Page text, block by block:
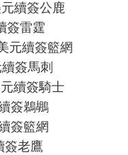
續簽公鹿
簽雷霆
元續簽籃網
簽馬刺
續簽騎士
簽鵜鶘
簽籃網
簽老鷹